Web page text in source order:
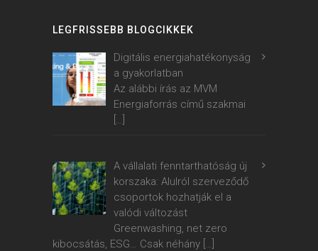
LEGFRISSEBB BLOGCIKKEK
Digitális energiahatékonyság
a gyakorlatban
Az alábbi írás az MVM
Energiaforrás című szakmai
[…]
A vállalati fenntarthatóság új
korszaka: Alulról szerveződő
csoportok hozhatják el a
valódi változást
Greenwashing, net zero
kibocsátás, ESG… Csak néhány […]